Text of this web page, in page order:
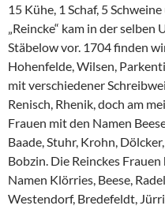
15 Kühe, 1 Schaf, 5
„Reincke“ kam in der selben
Stäbelow vor. 1704 finden
Hohenfelde, Wilsen,
mit verschiedener
Renisch, Rhenik, doch am
Frauen mit den Namen
Baade, Stuhr, Krohn,
Bobzin. Die Reinckes
Namen Klörries, Beese,
Westendorf, Bredefeldt,